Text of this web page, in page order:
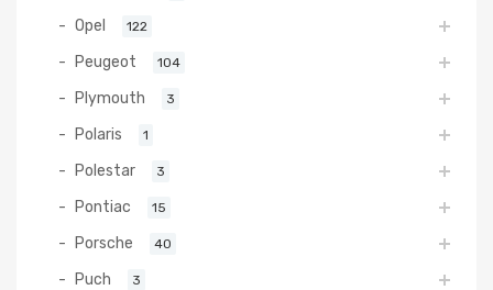
Opel 122
Peugeot 104
Plymouth 3
Polaris 1
Polestar 3
Pontiac 15
Porsche 40
Puch 3